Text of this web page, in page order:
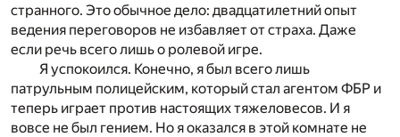
странного. Это обычное дело: двадцатилетний опыт
ведения переговоров не избавляет от страха. Даже
если речь всего лишь о ролевой игре.
Я успокоился. Конечно, я был всего лишь
патрульным полицейским, который стал агентом ФБР и
теперь играет против настоящих тяжеловесов. И я
вовсе не был гением. Но я оказался в этой комнате не